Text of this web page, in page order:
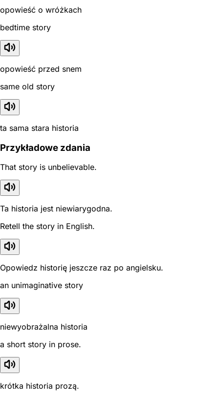
opowieść o wróżkach
bedtime story
opowieść przed snem
same old story
ta sama stara historia
Przykładowe zdania
That story is unbelievable.
Ta historia jest niewiarygodna.
Retell the story in English.
Opowiedz historię jeszcze raz po angielsku.
an unimaginative story
niewyobrażalna historia
a short story in prose.
krótka historia prozą.